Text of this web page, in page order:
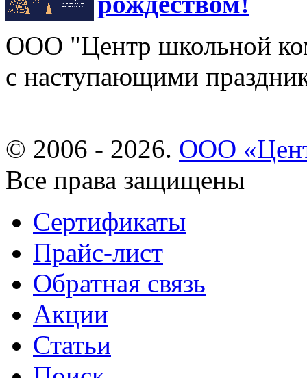
ООО "Центр школьной
с наступающими
© 2006 - 2026. ООО
Все права защищены
Сертификаты
Прайс-лист
Обратная связь
Акции
Статьи